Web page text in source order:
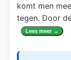
komt men
tegen. Door
Lees meer →